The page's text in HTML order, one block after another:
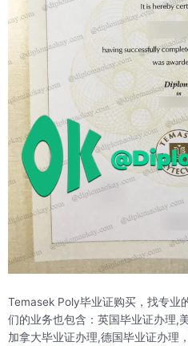
Temasek Poly毕业证购买，找专业
们的业务也包含：英国毕业证办理,
加拿大毕业证办理,德国毕业证办理